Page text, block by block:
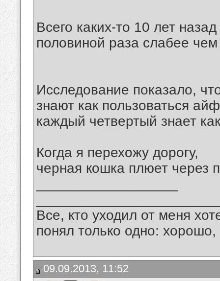
Всего каких-то 10 лет
половиной раза слабее
Исследование показало,
знают как пользоваться
каждый четвертый знает
Когда я перехожу дорогу,
черная кошка плюет через
Все, кто уходил от меня
понял только одно:
09.09.2013, 11:52